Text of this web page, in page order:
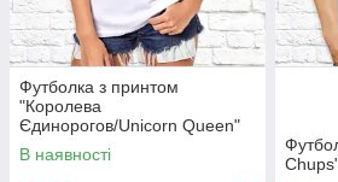
Футболка з принтом
"Королева
Єдинорогов/Unicorn Queen"
Push IT
В наявності